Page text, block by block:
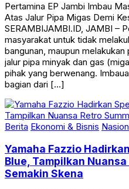
Pertamina EP Jambi Imbau
Atas Jalur Pipa Migas Demi
SERAMBIJAMBI.ID, JAMBI –
masyarakat untuk tidak
bangunan, maupun
jalur pipa minyak dan gas
pihak yang berwenang.
bagian dari […]
Berita Ekonomi & Bisnis
Yamaha Fazzio
Blue, Tampilkan
Semakin Skena